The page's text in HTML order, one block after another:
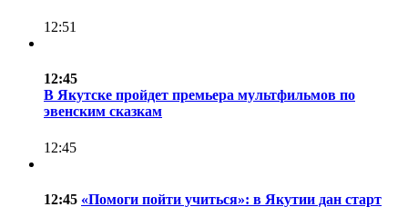
12:51
12:45
В Якутске пройдет премьера мультфильмов по
эвенским сказкам
12:45
12:45 «Помоги пойти учиться»: в Якутии дан старт